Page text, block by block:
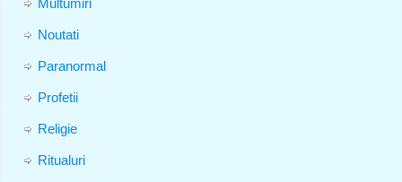
Noutati
Paranormal
Profetii
Religie
Ritualuri